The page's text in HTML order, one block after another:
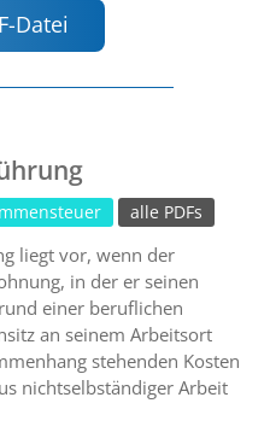
Datei
alle PDFs
liegt vor, wenn der
in der er seinen
einer beruflichen
an seinem Arbeitsort
stehenden Kosten
nichtselbständiger Arbeit